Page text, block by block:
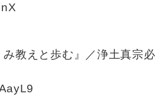
教えと歩む』／浄土真宗必